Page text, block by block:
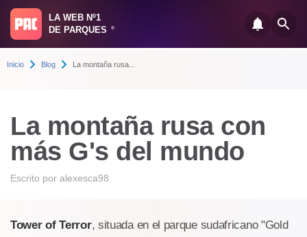
LA WEB Nº1
DE PARQUES
®
Inicio Blog La montaña rusa...
La montaña rusa con
más G's del mundo
Escrito por alexesca98
Tower of Terror, situada en el parque sudafricano "Gold